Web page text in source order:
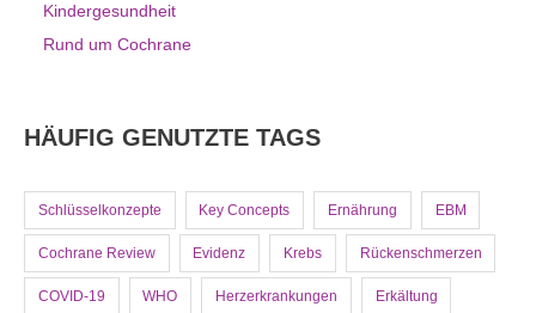
Kindergesundheit
Rund um Cochrane
HÄUFIG GENUTZTE TAGS
Schlüsselkonzepte Key Concepts Ernährung EBM
Cochrane Review Evidenz Krebs Rückenschmerzen
COVID-19 WHO Herzerkrankungen Erkältung